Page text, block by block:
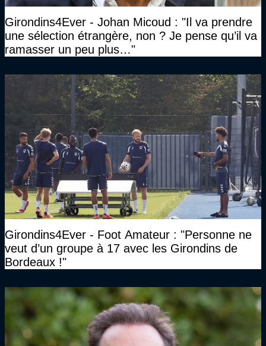
Girondins4Ever - Johan Micoud : "Il va prendre
une sélection étrangère, non ? Je pense qu’il va
ramasser un peu plus…"
Girondins4Ever - Foot Amateur : "Personne ne
veut d’un groupe à 17 avec les Girondins de
Bordeaux !"